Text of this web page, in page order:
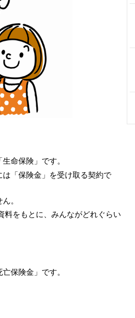
命保険」です。
「保険金」を受け取る契約で
。
料をもとに、みんながどれぐらい
保険金」です。